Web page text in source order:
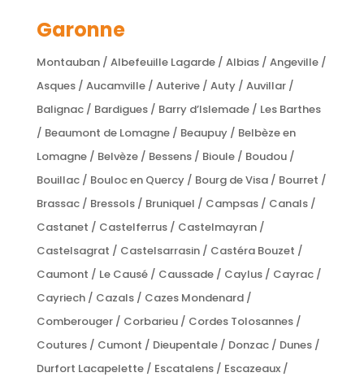
Garonne
Montauban / Albefeuille Lagarde / Albias / Angeville /
Asques / Aucamville / Auterive / Auty / Auvillar /
Balignac / Bardigues / Barry d’Islemade / Les Barthes
/ Beaumont de Lomagne / Beaupuy / Belbèze en
Lomagne / Belvèze / Bessens / Bioule / Boudou /
Bouillac / Bouloc en Quercy / Bourg de Visa / Bourret /
Brassac / Bressols / Bruniquel / Campsas / Canals /
Castanet / Castelferrus / Castelmayran /
Castelsagrat / Castelsarrasin / Castéra Bouzet /
Caumont / Le Causé / Caussade / Caylus / Cayrac /
Cayriech / Cazals / Cazes Mondenard /
Comberouger / Corbarieu / Cordes Tolosannes /
Coutures / Cumont / Dieupentale / Donzac / Dunes /
Durfort Lacapelette / Escatalens / Escazeaux /